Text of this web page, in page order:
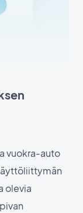
vuokra-auto
olevia